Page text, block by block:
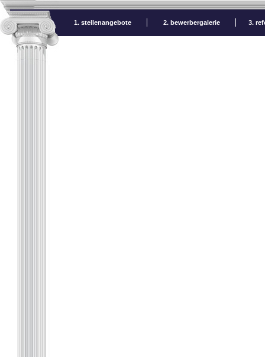
1. stellenangebote 2. bewerbergalerie 3.